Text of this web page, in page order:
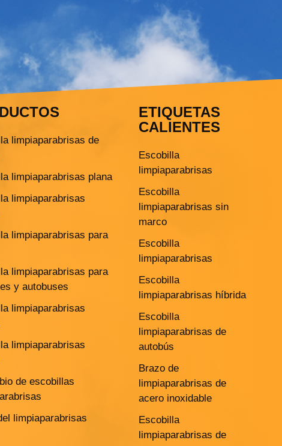
limpiaparabrisas de
limpiaparabrisas plana
limpiaparabrisas
limpiaparabrisas para
limpiaparabrisas para
y autobuses
limpiaparabrisas
limpiaparabrisas
de escobillas
limpiaparabrisas
ETIQUETAS
CALIENTES
Escobilla
limpiaparabrisas
Escobilla
limpiaparabrisas sin
marco
Escobilla
limpiaparabrisas
Escobilla
limpiaparabrisas híbrida
Escobilla
limpiaparabrisas de
autobús
Brazo de
limpiaparabrisas de
acero inoxidable
Escobilla
limpiaparabrisas de